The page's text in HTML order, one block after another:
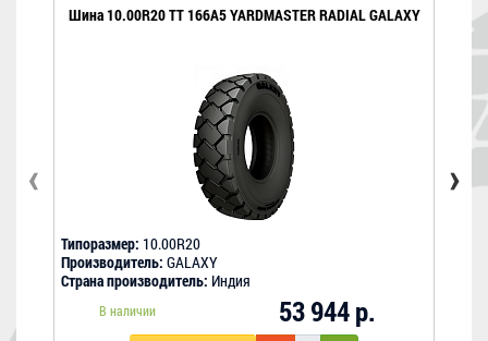
Шина 10.00R20 TT 166A5 YARDMASTER RADIAL GALAXY
Типоразмер: 10.00R20
Производитель: GALAXY
Страна производитель: Индия
В наличии 53 944 р.
‹ ›